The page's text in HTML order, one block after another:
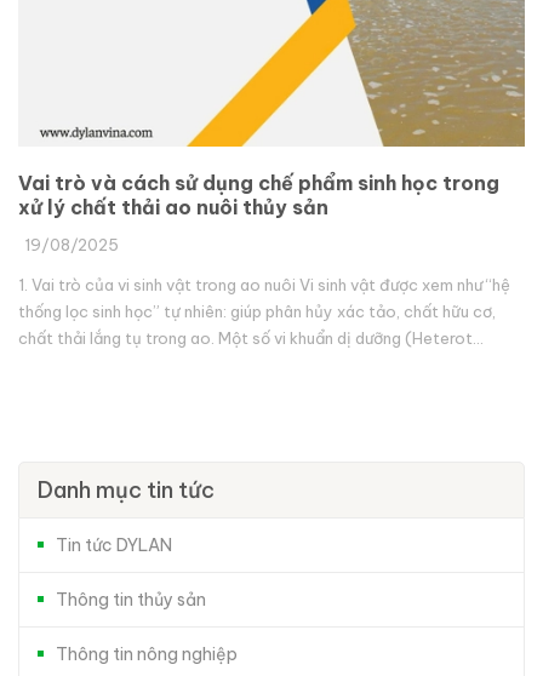
Vai trò và cách sử dụng chế phẩm sinh học trong
xử lý chất thải ao nuôi thủy sản
19/08/2025
1. Vai trò của vi sinh vật trong ao nuôi Vi sinh vật được xem như “hệ
thống lọc sinh học” tự nhiên: giúp phân hủy xác tảo, chất hữu cơ,
chất thải lắng tụ trong ao. Một số vi khuẩn dị dưỡng (Heterot...
Danh mục tin tức
Tin tức DYLAN
Thông tin thủy sản
Thông tin nông nghiệp